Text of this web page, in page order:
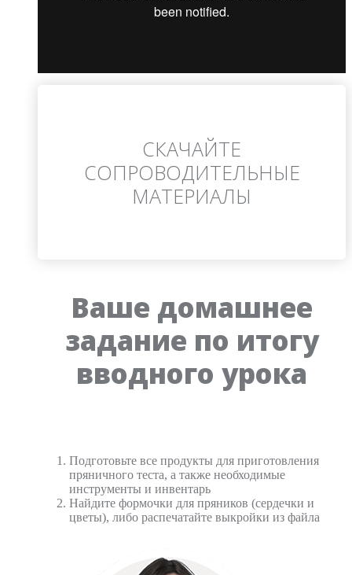
СКАЧАЙТЕ
СОПРОВОДИТЕЛЬНЫЕ
МАТЕРИАЛЫ
Ваше домашнее
задание по итогу
вводного урока
Подготовьте все продукты для приготовления
пряничного теста, а также необходимые
инструменты и инвентарь
Найдите формочки для пряников (сердечки и
цветы), либо распечатайте выкройки из файла